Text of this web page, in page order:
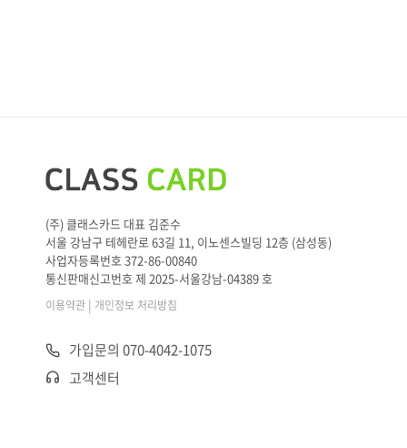
(주) 클래스카드 대표 김준수
서울 강남구 테헤란로 63길 11, 이노센스빌딩 12층 (삼성동)
사업자등록번호 372-86-00840
통신판매신고번호 제 2025-서울강남-04389 호
이용약관 | 개인정보 처리방침
가입문의 070-4042-1075
고객센터